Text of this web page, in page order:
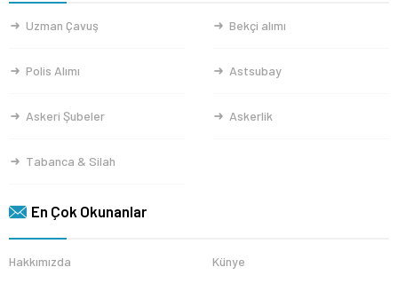
Uzman Çavuş Bekçi alımı
Polis Alımı Astsubay
Askeri Şubeler Askerlik
Tabanca & Silah
En Çok Okunanlar
Hakkımızda Künye